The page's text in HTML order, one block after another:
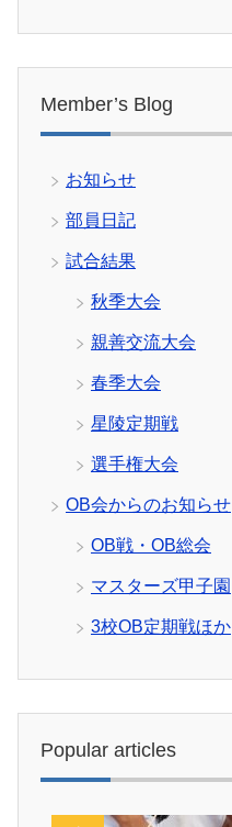
Member’s Blog
お知らせ
部員日記
試合結果
秋季大会
親善交流大会
春季大会
星陵定期戦
選手権大会
OB会からのお知らせ
OB戦・OB総会
マスターズ甲子園
3校OB定期戦ほか
Popular articles